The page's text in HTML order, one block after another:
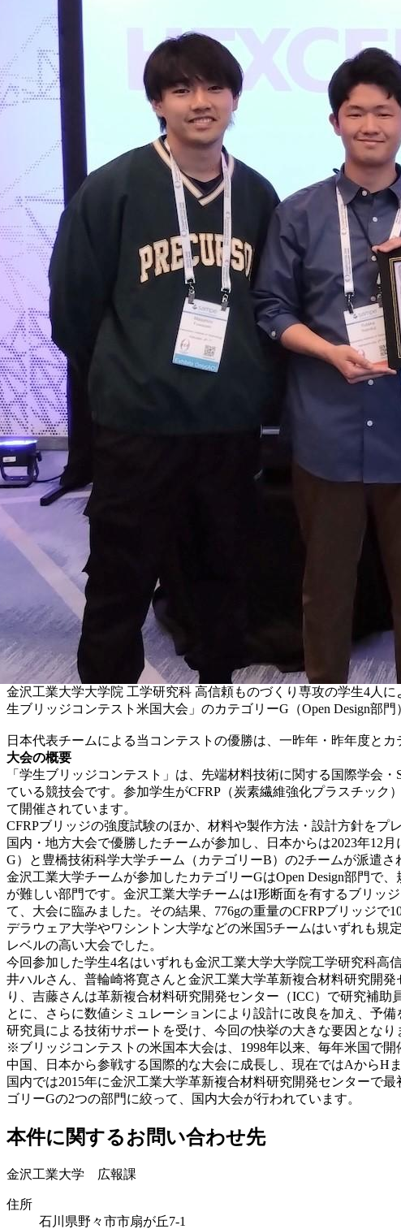
金沢工業大学大学院 工学研究科 高信頼ものづくり専攻の学生4人
生ブリッジコンテスト米国大会」のカテゴリーG（Open Design部
日本代表チームによる当コンテストの優勝は、一昨年・昨年度とカ
大会の概要
「学生ブリッジコンテスト」は、先端材料技術に関する国際学会・
ている競技会です。参加学生がCFRP（炭素繊維強化プラスチッ
て開催されています。
CFRPブリッジの強度試験のほか、材料や製作方法・設計方針をプ
国内・地方大会で優勝したチームが参加し、日本からは2023年12
G）と豊橋技術科学大学チーム（カテゴリーB）の2チームが派遣さ
金沢工業大学チームが参加したカテゴリーGはOpen Design部門で
が難しい部門です。金沢工業大学チームはI形断面を有するブリッ
て、大会に臨みました。その結果、776gの重量のCFRPブリッジ
デラウェア大学やワシントン大学などの米国5チームはいずれも規
レベルの高い大会でした。
今回参加した学生4名はいずれも金沢工業大学大学院工学研究科
井ハルさん、普輪崎将寛さんと金沢工業大学革新複合材料研究開
り、吉藤さんは革新複合材料研究開発センター（ICC）で研究補
とに、さらに数値シミュレーションにより設計に改良を加え、予
研究員による技術サポートを受け、今回の快挙の大きな要因となり
※ブリッジコンテストの米国本大会は、1998年以来、毎年米国で開
中国、日本から参戦する国際的な大会に成長し、現在ではAからH
国内では2015年に金沢工業大学革新複合材料研究開発センターで
ゴリーGの2つの部門に絞って、国内大会が行われています。
本件に関するお問い合わせ先
金沢工業大学 広報課
住所
石川県野々市市扇が丘7-1